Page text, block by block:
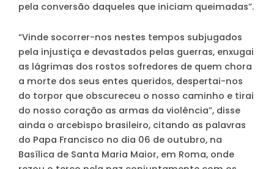
pela conversão daqueles que iniciam queimadas”.
“Vinde socorrer-nos nestes tempos subjugados
pela injustiça e devastados pelas guerras, enxugai
as lágrimas dos rostos sofredores de quem chora
a morte dos seus entes queridos, despertai-nos
do torpor que obscureceu o nosso caminho e tirai
do nosso coração as armas da violência”, disse
ainda o arcebispo brasileiro, citando as palavras
do Papa Francisco no dia 06 de outubro, na
Basílica de Santa Maria Maior, em Roma, onde